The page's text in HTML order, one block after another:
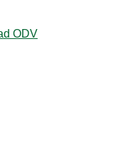
ODV